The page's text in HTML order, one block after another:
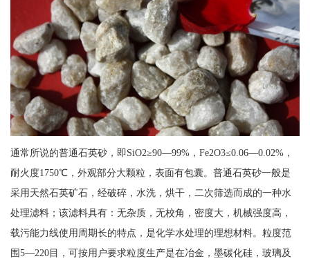
通常所说的普通石英砂，即SiO2≥90—99%，Fe2O3≤0.06—0.02%，
耐火度1750℃，外观部分大颗粒，表面有包囊。普通石英砂一般是
采用天然石英矿石，经破碎，水洗，烘干，二次筛选而成的一种水
处理滤料；该滤料具有：无杂质，无校角，密度大，机械强度高，
载污能力线使用周期长的特点，是化学水处理的理想材料。粒度范
围5—220目，可按用户要求粒度生产是在冶金，墨碳化硅，玻璃及